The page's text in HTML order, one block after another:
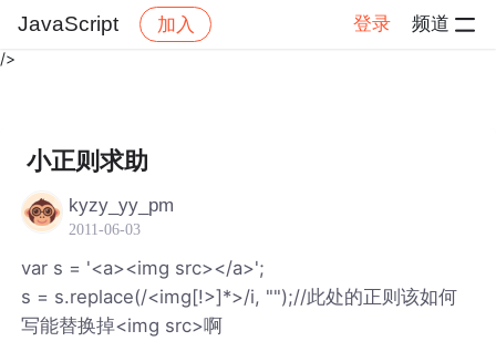
","link":"https://bbs.csdn.net/topics/360261752","imgUrl":"https://
home.csdnimg.cn/images/
/>
JavaScript 加入 登录 频道
社区 JavaScript
小正则求助
kyzy_yy_pm
2011-06-03
var s = '<a><img src></a>';
s = s.replace(/<img[!>]*>/i, "");//此处的正则该如何
写能替换掉<img src>啊